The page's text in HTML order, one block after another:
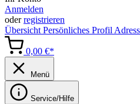
Anmelden
oderregistrieren
Übersicht Persönliches Profil
0,00 €*
Menü
Service/Hilfe